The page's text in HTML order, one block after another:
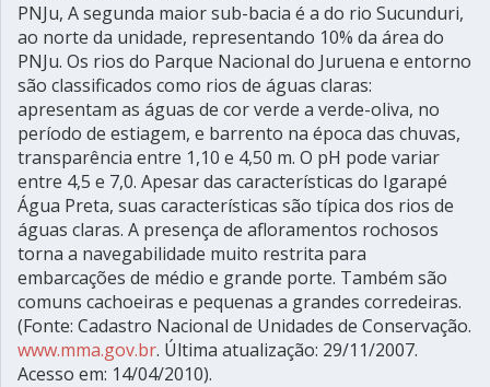
PNJu, A segunda maior sub-bacia é a do rio Sucunduri,
ao norte da unidade, representando 10% da área do
PNJu. Os rios do Parque Nacional do Juruena e entorno
são classificados como rios de águas claras:
apresentam as águas de cor verde a verde-oliva, no
período de estiagem, e barrento na época das chuvas,
transparência entre 1,10 e 4,50 m. O pH pode variar
entre 4,5 e 7,0. Apesar das características do Igarapé
Água Preta, suas características são típica dos rios de
águas claras. A presença de afloramentos rochosos
torna a navegabilidade muito restrita para
embarcações de médio e grande porte. Também são
comuns cachoeiras e pequenas a grandes corredeiras.
(Fonte: Cadastro Nacional de Unidades de Conservação.
www.mma.gov.br. Última atualização: 29/11/2007.
Acesso em: 14/04/2010).